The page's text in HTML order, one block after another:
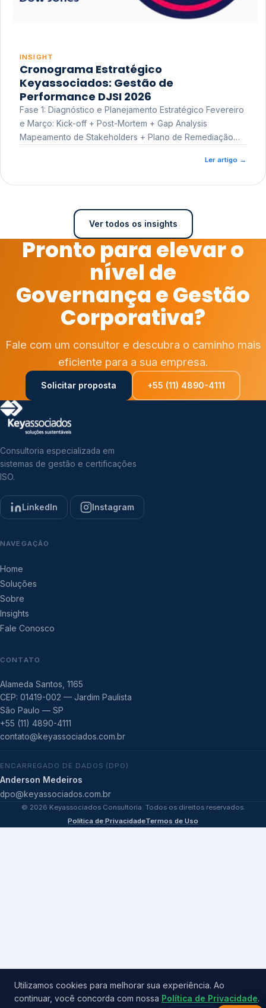
INSIGHT
Cronograma Estratégico
Keyassociados: Gestão de
Performance DJSI 2026
Fase 1: Diagnóstico e Planejamento Estratégico Fevereiro
e Março: Kick-off + Post-Mortem + Gap Analysis
Mapeamento de Stakeholders + Plano de Remediação
Ler artigo →
Ver todos os insights
Pronto para elevar o
nível de
Governança e Gestão
Corporativa?
Fale com um consultor e descubra o caminho mais
eficiente para a sua empresa.
Solicitar proposta +55 (11) 4890-4111
Consultoria especializada em
sistemas de gestão e certificações
ISO.
LinkedIn Instagram
NAVEGAÇÃO
Home
Soluções
Sobre
Insights
Fale Conosco
CONTATO
Alameda Santos, 1165
CEP: 01419-002 — Jardim Paulista
São Paulo — SP
+55 (11) 4890-4111
contato@keyassociados.com.br
ENCARREGADO DE DADOS (DPO)
Anderson Medeiros
dpo@keyassociados.com.br
© 2026 Keyassociados Consultoria. Todos os direitos reservados.
Política de PrivacidadeTermos de Uso
Utilizamos cookies para melhorar sua experiência. Ao
continuar, você concorda com nossa Política de Privacidade.